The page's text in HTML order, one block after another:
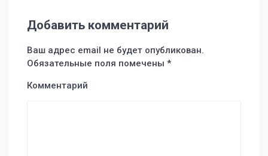
Добавить комментарий
Ваш адрес email не будет опубликован.
Обязательные поля помечены *
Комментарий